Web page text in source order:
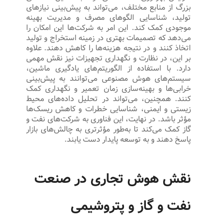
بزرگ از منابع مختلف، می‌تواند به پیش‌بینی نیازهای
تولید، شناسایی الگوهای مصرف و مدیریت بهینه
موجودی کمک کند. این امر به شرکت‌ها این امکان را
می‌دهد که تصمیمات بهتری در زمینه استخراج و تولید
اتخاذ کنند و در نتیجه هزینه‌ها را کاهش دهند. علاوه
بر این، در نظارت و نگهداری تجهیزات نیز نقش مهمی
دارد. با استفاده از الگوریتم‌های یادگیری ماشین،
سیستم‌های هوش مصنوعی می‌توانند به پیش‌بینی
خرابی‌ها و بهینه‌سازی زمان تعمیر و نگهداری کمک
کنند. همچنین، می‌تواند در تحلیل داده‌های محیط
زیستی و ایمنی، شناسایی خطرات و کاهش ریسک‌ها
مؤثر باشد. در نهایت، این فناوری به شرکت‌های نفت و
گاز کمک می‌کند تا به‌طور مؤثرتری به چالش‌های بازار
پاسخ دهند و به توسعه پایدار دست یابند.
نقش هوش تجاری در صنعت
نفت و گاز و پتروشیمی